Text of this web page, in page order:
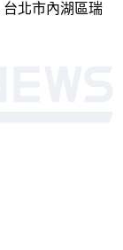
台北市內湖區瑞